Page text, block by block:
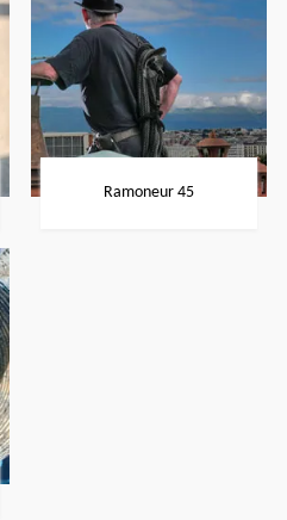
Ramoneur 45